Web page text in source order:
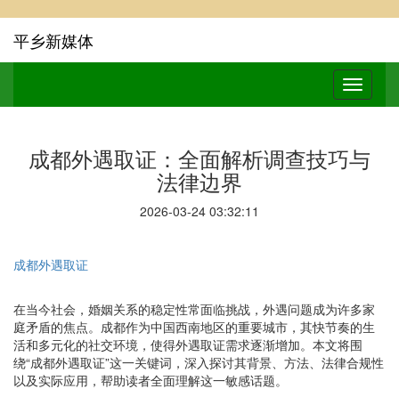
平乡新媒体
成都外遇取证：全面解析调查技巧与
法律边界
2026-03-24 03:32:11
成都外遇取证
在当今社会，婚姻关系的稳定性常面临挑战，外遇问题成为许多家
庭矛盾的焦点。成都作为中国西南地区的重要城市，其快节奏的生
活和多元化的社交环境，使得外遇取证需求逐渐增加。本文将围
绕“成都外遇取证”这一关键词，深入探讨其背景、方法、法律合规性
以及实际应用，帮助读者全面理解这一敏感话题。